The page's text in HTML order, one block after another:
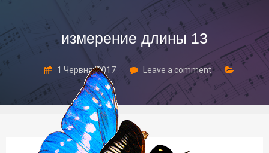
измерение длины 13
1 Червня, 2017 Leave a comment